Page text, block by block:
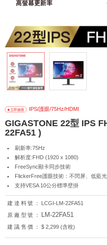
IPS/護眼/75Hz/HDMI
GIGASTONE 22型 IPS
22FA51 )
刷新率:75Hz
解析度:FHD (1920 x 1080)
FreeSync顯卡同步技術
FlickerFree護眼技術：不閃屏、低藍光
支持VESA 10公分標準壁掛
建達料號：
LCGI-LM-22FA51
原廠型號：
LM-22FA51
建議售價： $ 2,299 (含稅)